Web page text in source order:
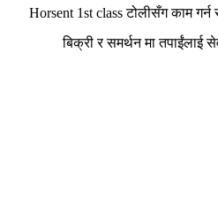
Horsent 1st class टोलीसँग काम गर्न
बिक्री र समर्थन मा तपाईंलाई